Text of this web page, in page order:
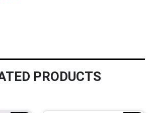
PRODUCTS